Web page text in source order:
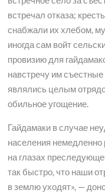
встречал отказа;
снабжали их хлебом,
иногда сам войт
провизию для
навстречу им
являлись целым
обильное угощение.
Гайдамаки в случае
населения немедленно
на глазах
так быстро, что наши
в землю уходят», —